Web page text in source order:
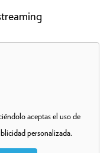
aceptas el uso de
personalizada.